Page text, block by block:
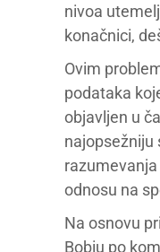
nivoa
konačnici,
Ovim
podataka
objavljen u
najopsežniju
odnosu na
Na osnovu
Bobiu po